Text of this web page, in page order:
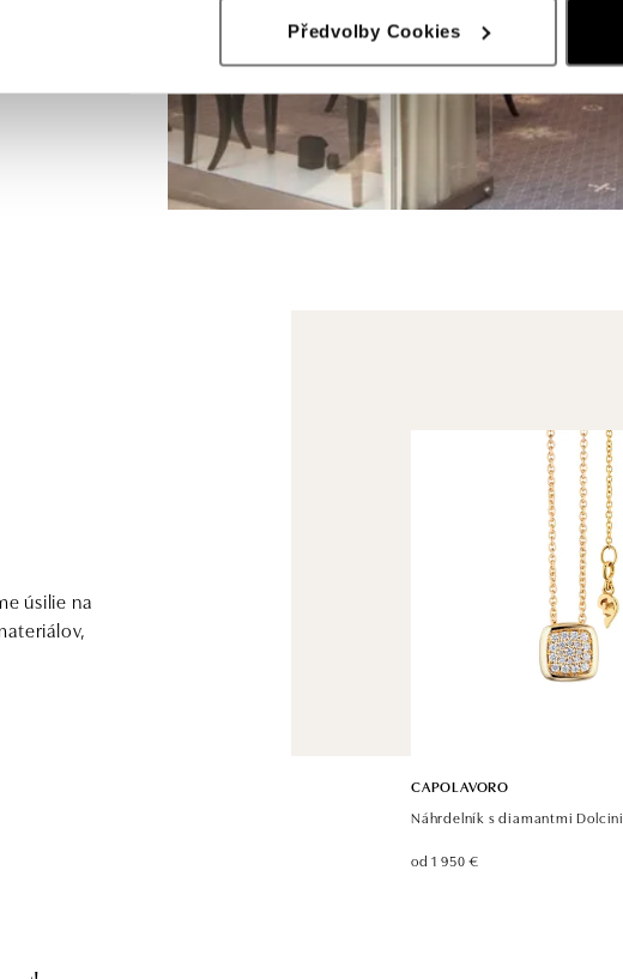
Předvolby Cookies
úsilie na
CAPOLAVORO
Náhrdelník s diamantmi Dolcini
od 1 950 €